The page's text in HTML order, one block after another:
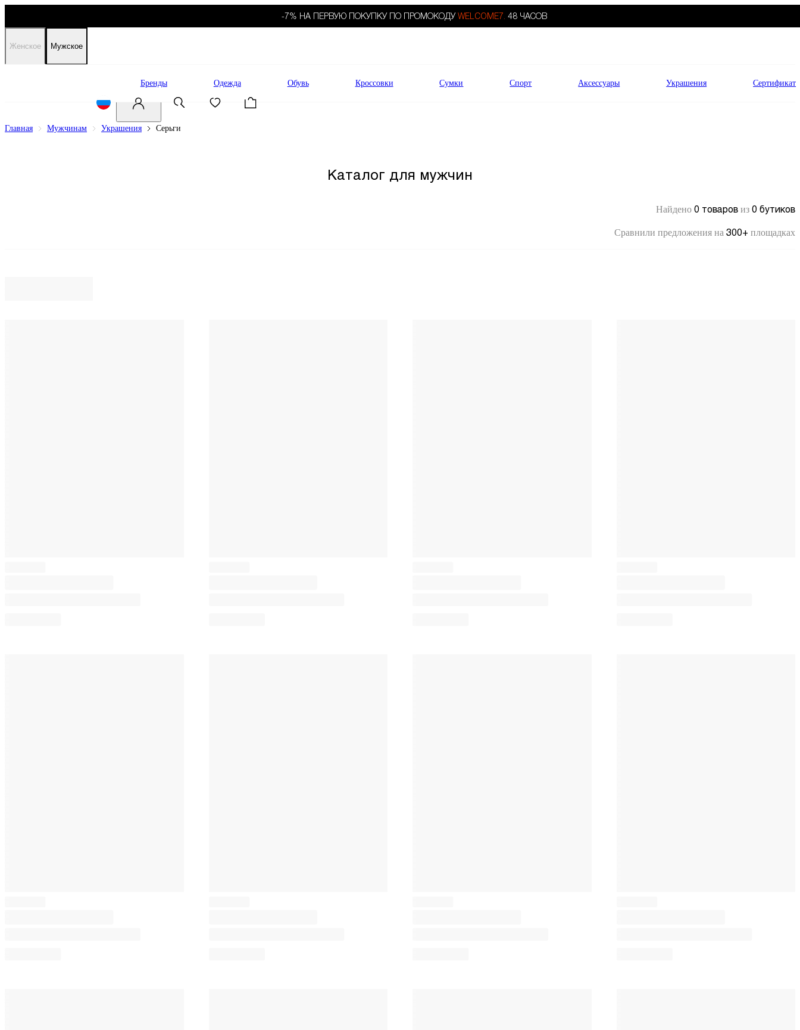
-7% НА ПЕРВУЮ ПОКУПКУ ПО ПРОМОКОДУ WELCOME7. 48 ЧАСОВ
Женское Мужское
Бренды Одежда Обувь Кроссовки Сумки Спорт Аксессуары Украшения Сертификат
Главная Мужчинам Украшения Серьги
Каталог для мужчин
Найдено 0 товаров из 0 бутиков
Сравнили предложения на 300+ площадках